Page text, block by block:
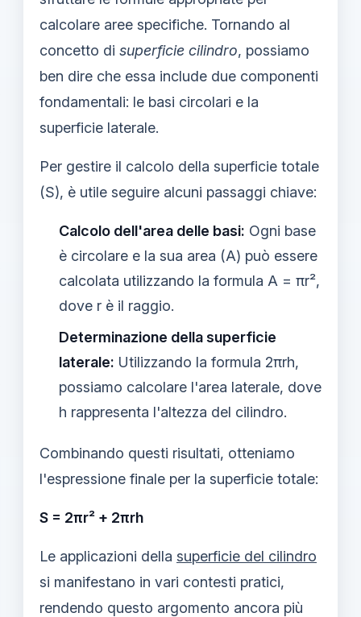
calcolare aree specifiche. Tornando al
concetto di superficie cilindro, possiamo
ben dire che essa include due componenti
fondamentali: le basi circolari e la
superficie laterale.
Per gestire il calcolo della superficie totale
(S), è utile seguire alcuni passaggi chiave:
Calcolo dell'area delle basi: Ogni base
è circolare e la sua area (A) può essere
calcolata utilizzando la formula A = πr²,
dove r è il raggio.
Determinazione della superficie
laterale: Utilizzando la formula 2πrh,
possiamo calcolare l'area laterale, dove
h rappresenta l'altezza del cilindro.
Combinando questi risultati, otteniamo
l'espressione finale per la superficie totale:
S = 2πr² + 2πrh
Le applicazioni della superficie del cilindro
si manifestano in vari contesti pratici,
rendendo questo argomento ancora più